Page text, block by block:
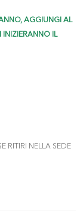
AGGIUNGI AL
INIZIERANNO IL
RITIRI NELLA SEDE